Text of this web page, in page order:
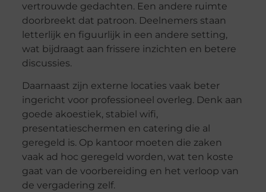
vertrouwde gedachten. Een andere ruimte
doorbreekt dat patroon. Deelnemers staan
letterlijk en figuurlijk in een andere setting,
wat bijdraagt aan frissere inzichten en betere
discussies.
Daarnaast zijn externe locaties vaak beter
ingericht voor professioneel overleg. Denk aan
goede akoestiek, stabiel wifi,
presentatieschermen en catering die al
geregeld is. Op kantoor moeten die zaken
vaak ad hoc geregeld worden, wat ten koste
gaat van de voorbereiding en het verloop van
de vergadering zelf.